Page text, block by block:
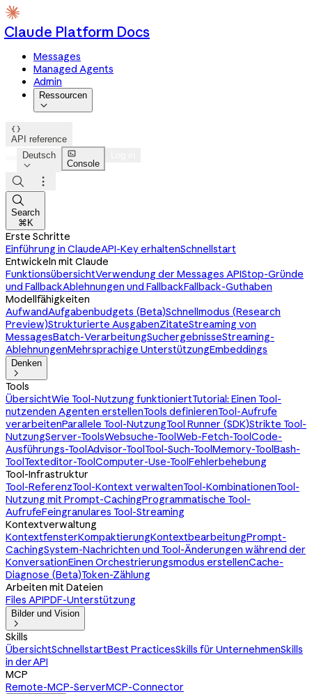
Claude Platform Docs
Messages
Managed Agents
Admin
Ressourcen


API reference
Deutsch


Console



Search
⌘K
Erste Schritte
Einführung in ClaudeAPI-Key erhaltenSchnellstart
Entwickeln mit Claude
FunktionsübersichtVerwendung der Messages APIStop-Gründe
und FallbackAblehnungen und FallbackFallback-Guthaben
Modellfähigkeiten
AufwandAufgabenbudgets (Beta)Schnellmodus (Research
Preview)Strukturierte AusgabenZitateStreaming von
MessagesBatch-VerarbeitungSuchergebnisseStreaming-
AblehnungenMehrsprachige UnterstützungEmbeddings
Denken

Tools
ÜbersichtWie Tool-Nutzung funktioniertTutorial: Einen Tool-
nutzenden Agenten erstellenTools definierenTool-Aufrufe
verarbeitenParallele Tool-NutzungTool Runner (SDK)Strikte Tool-
NutzungServer-ToolsWebsuche-ToolWeb-Fetch-ToolCode-
Ausführungs-ToolAdvisor-ToolTool-Such-ToolMemory-ToolBash-
ToolTexteditor-ToolComputer-Use-ToolFehlerbehebung
Tool-Infrastruktur
Tool-ReferenzTool-Kontext verwaltenTool-KombinationenTool-
Nutzung mit Prompt-CachingProgrammatische Tool-
AufrufeFeingranulares Tool-Streaming
Kontextverwaltung
KontextfensterKompaktierungKontextbearbeitungPrompt-
CachingSystem-Nachrichten und Tool-Änderungen während der
KonversationEinen Orchestrierungsmodus erstellenCache-
Diagnose (Beta)Token-Zählung
Arbeiten mit Dateien
Files APIPDF-Unterstützung
Bilder und Vision

Skills
ÜbersichtSchnellstartBest PracticesSkills für UnternehmenSkills
in der API
MCP
Remote-MCP-ServerMCP-Connector